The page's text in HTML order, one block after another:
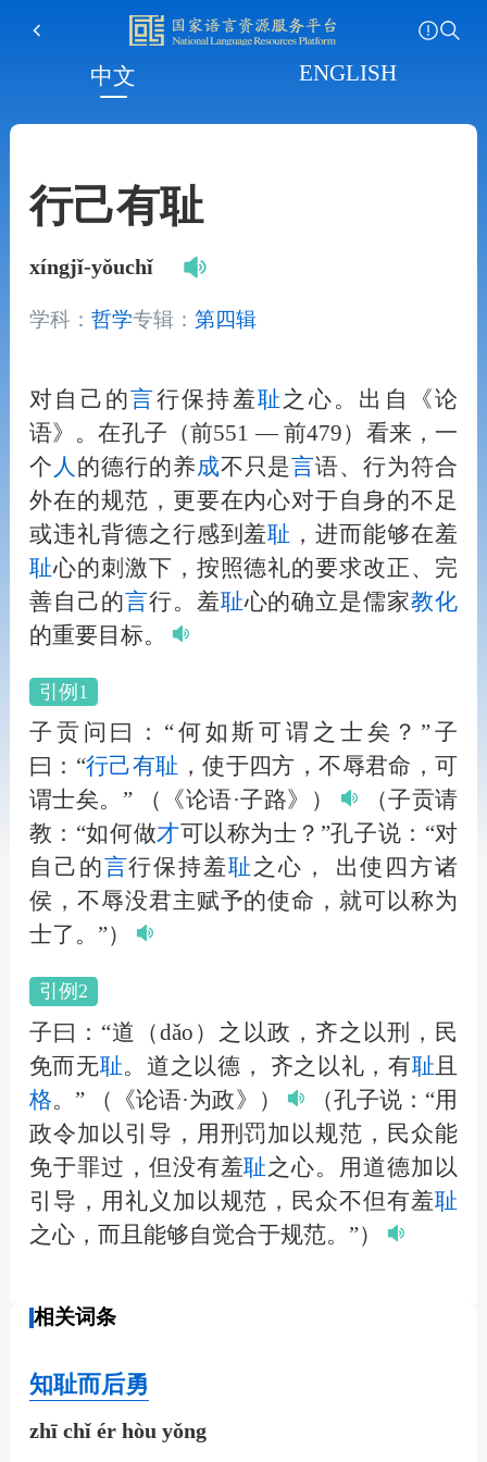
中文 ENGLISH
行己有耻
xíngjǐ-yǒuchǐ
学科： 哲学专辑： 第四辑
对自己的言行保持羞耻 之心。出自《论
语》。在孔子（前551 — 前479）看来，一
个 人 的德行的养成不只是言语、行为符合
外在的规范，更要在内心对于自身的不足
或违礼背德之行感到羞耻 ，进而能够在羞
耻心的刺激下，按照德礼的要求改正、完
善自己的言行。羞耻心的确立是儒家教化
的重要目标。
引例1
子贡问曰：“何如斯可谓之士矣？”子
曰：“行己有耻 ，使于四方，不辱君命，可
谓士矣。”
（《论语·子路》）
（子贡请
教：“如何做才可以称为士？”孔子说：“对
自己的言行保持羞耻 之心， 出使四方诸
侯，不辱没君主赋予的使命，就可以称为
士了。”）
引例2
子曰：“道（dǎo）之以政，齐之以刑，民
免而无耻。道之以德， 齐之以礼，有耻 且
格。” （《论语·为政》）
（孔子说：“用
政令加以引导，用刑罚加以规范，民众能
免于罪过，但没有羞耻之心。用道德加以
引导，用礼义加以规范，民众不但有羞耻
之心，而且能够自觉合于规范。”）
相关词条
知耻而后勇
zhī chǐ ér hòu yǒng